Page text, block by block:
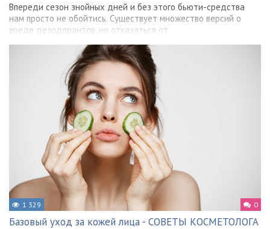
Впереди сезон знойных дней и без этого бьюти-средства
нам просто не обойтись. Существует множество версий о
вреде дезодорантов, но отказаться от
1 329 0
Базовый уход за кожей лица - СОВЕТЫ КОСМЕТОЛОГА